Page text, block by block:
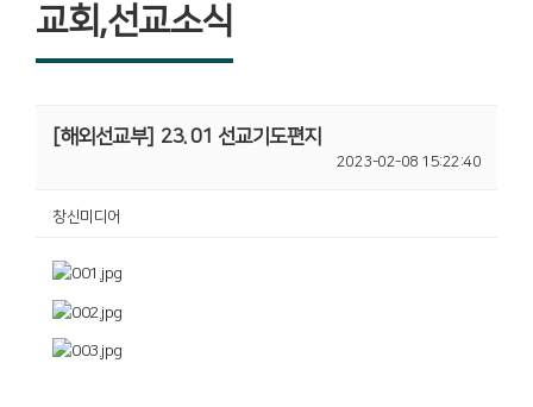
교회,선교소식
[해외선교부] 23. 01 선교기도편지
2023-02-08 15:22:40
창신미디어